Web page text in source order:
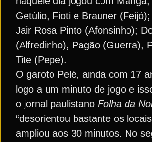
Getúlio, Fioti e Brauner
Jair Rosa Pinto (Afonsinho);
(Alfredinho), Pagão (Guerra),
Tite (Pepe).
O garoto Pelé, ainda com 17
logo a um minuto de jogo e
o jornal paulistano Folha da
“desorientou bastante os
ampliou aos 30 minutos. No